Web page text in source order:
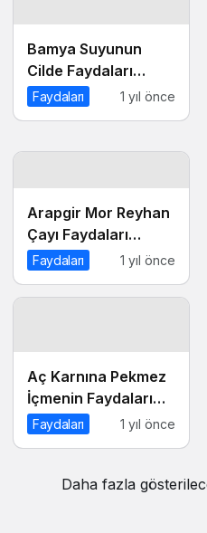
Bamya Suyunun
Cilde Faydaları
Nelerdir?
Faydaları 1 yıl önce
Arapgir Mor Reyhan
Çayı Faydaları
Nelerdir?
Faydaları 1 yıl önce
Aç Karnına Pekmez
İçmenin Faydaları
Nelerdir?
Faydaları 1 yıl önce
Daha fazla